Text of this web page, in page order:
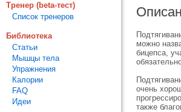
можно
бицепса,
очень
также
Тренер (beta-тест)
Список тренеров
Библиотека
Статьи
Мышцы тела
Упражнения
Калории
FAQ
Идеи